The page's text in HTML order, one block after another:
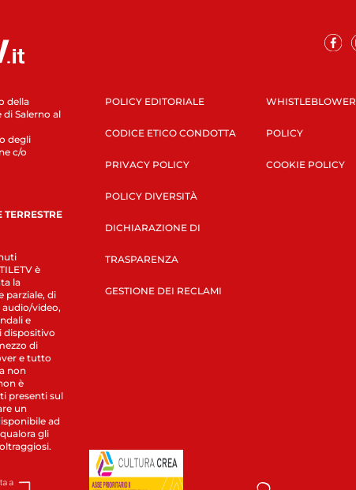
della
di Salerno al
degli
c/o
è
la
parziale, di
video,
e
dispositivo
di
e tutto
non
è
presenti sul
un
ad
gli
POLICY EDITORIALE
CODICE ETICO CONDOTTA
PRIVACY POLICY
POLICY DIVERSITÀ
DICHIARAZIONE DI
TRASPARENZA
GESTIONE DEI RECLAMI
WHISTLEBLOWER
POLICY
COOKIE POLICY